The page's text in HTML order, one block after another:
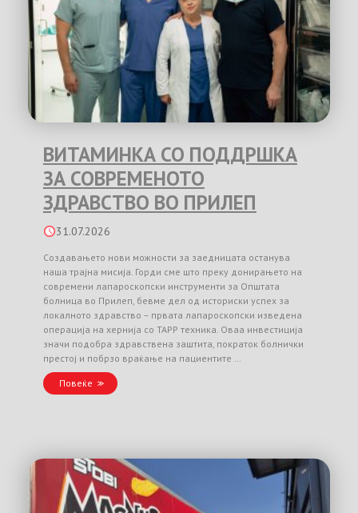
ВИТАМИНКА СО ПОДДРШКА
ЗА СОВРЕМЕНОТО
ЗДРАВСТВО ВО ПРИЛЕП
31.07.2026
Создавањето нови можности за заедницата останува
наша трајна мисија. Горди сме што преку донирањето на
современи лапароскопски инструменти за Општата
болница во Прилеп, бевме дел од историски успех за
локалното здравство – првата лапароскопски изведена
операција на хернија со TAPP техника. Оваа инвестиција
значи подобра здравствена заштита, пократок болнички
престој и побрзо враќање на пациентите …
Повеќе